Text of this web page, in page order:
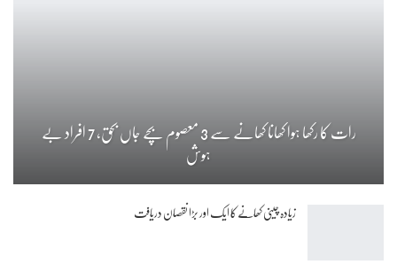
رات کا رکھا ہوا کھانا کھانے سے 3 معصوم بچے جاں بحق، 7 افراد بے
ہوش
زیادہ چینی کھانے کا ایک اور بڑا نقصان دریافت